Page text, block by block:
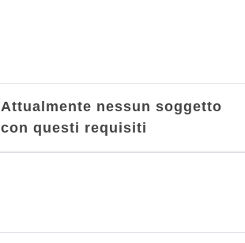
Attualmente nessun soggetto
con questi requisiti